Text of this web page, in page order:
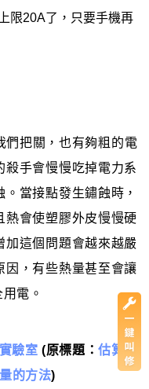
限20A了，只要手機再
們把關，也有夠粗的電
殺手會慢慢吃掉電力系
當接點發生鏽蝕時，
熱會使塑膠外皮慢慢硬
加這個問題會越來越嚴
因，有些熱量甚至會讓
電。
驗室 (原標題：估算電
的方法)